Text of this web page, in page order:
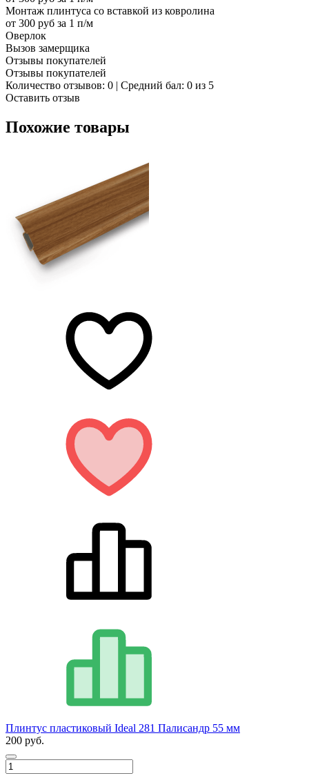
Монтаж плинтуса со вставкой из ковролина
от 300 руб за 1 п/м
Оверлок
Вызов замерщика
Отзывы покупателей
Отзывы покупателей
Количество отзывов: 0 | Средний бал: 0 из 5
Оставить отзыв
Похожие товары
Плинтус пластиковый Ideal 281 Палисандр 55 мм
200 руб.